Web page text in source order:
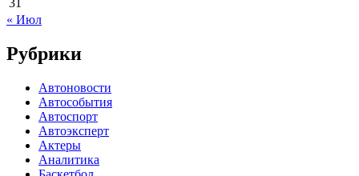
« Июл
Рубрики
Автоновости
Автособытия
Автоспорт
Автоэксперт
Актеры
Аналитика